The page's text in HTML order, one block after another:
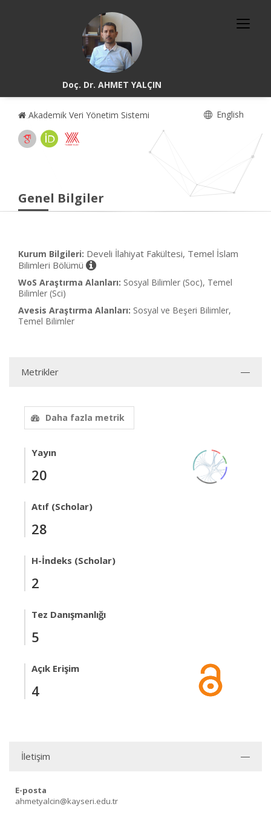
Doç. Dr. AHMET YALÇIN
Akademik Veri Yönetim Sistemi English
Genel Bilgiler
Kurum Bilgileri: Develi İlahiyat Fakültesi, Temel İslam
Bilimleri Bölümü
WoS Araştırma Alanları: Sosyal Bilimler (Soc), Temel
Bilimler (Sci)
Avesis Araştırma Alanları: Sosyal ve Beşeri Bilimler,
Temel Bilimler
Metrikler
Daha fazla metrik
Yayın
20
Atıf (Scholar)
28
H-İndeks (Scholar)
2
Tez Danışmanlığı
5
Açık Erişim
4
İletişim
E-posta
ahmetyalcin@kayseri.edu.tr